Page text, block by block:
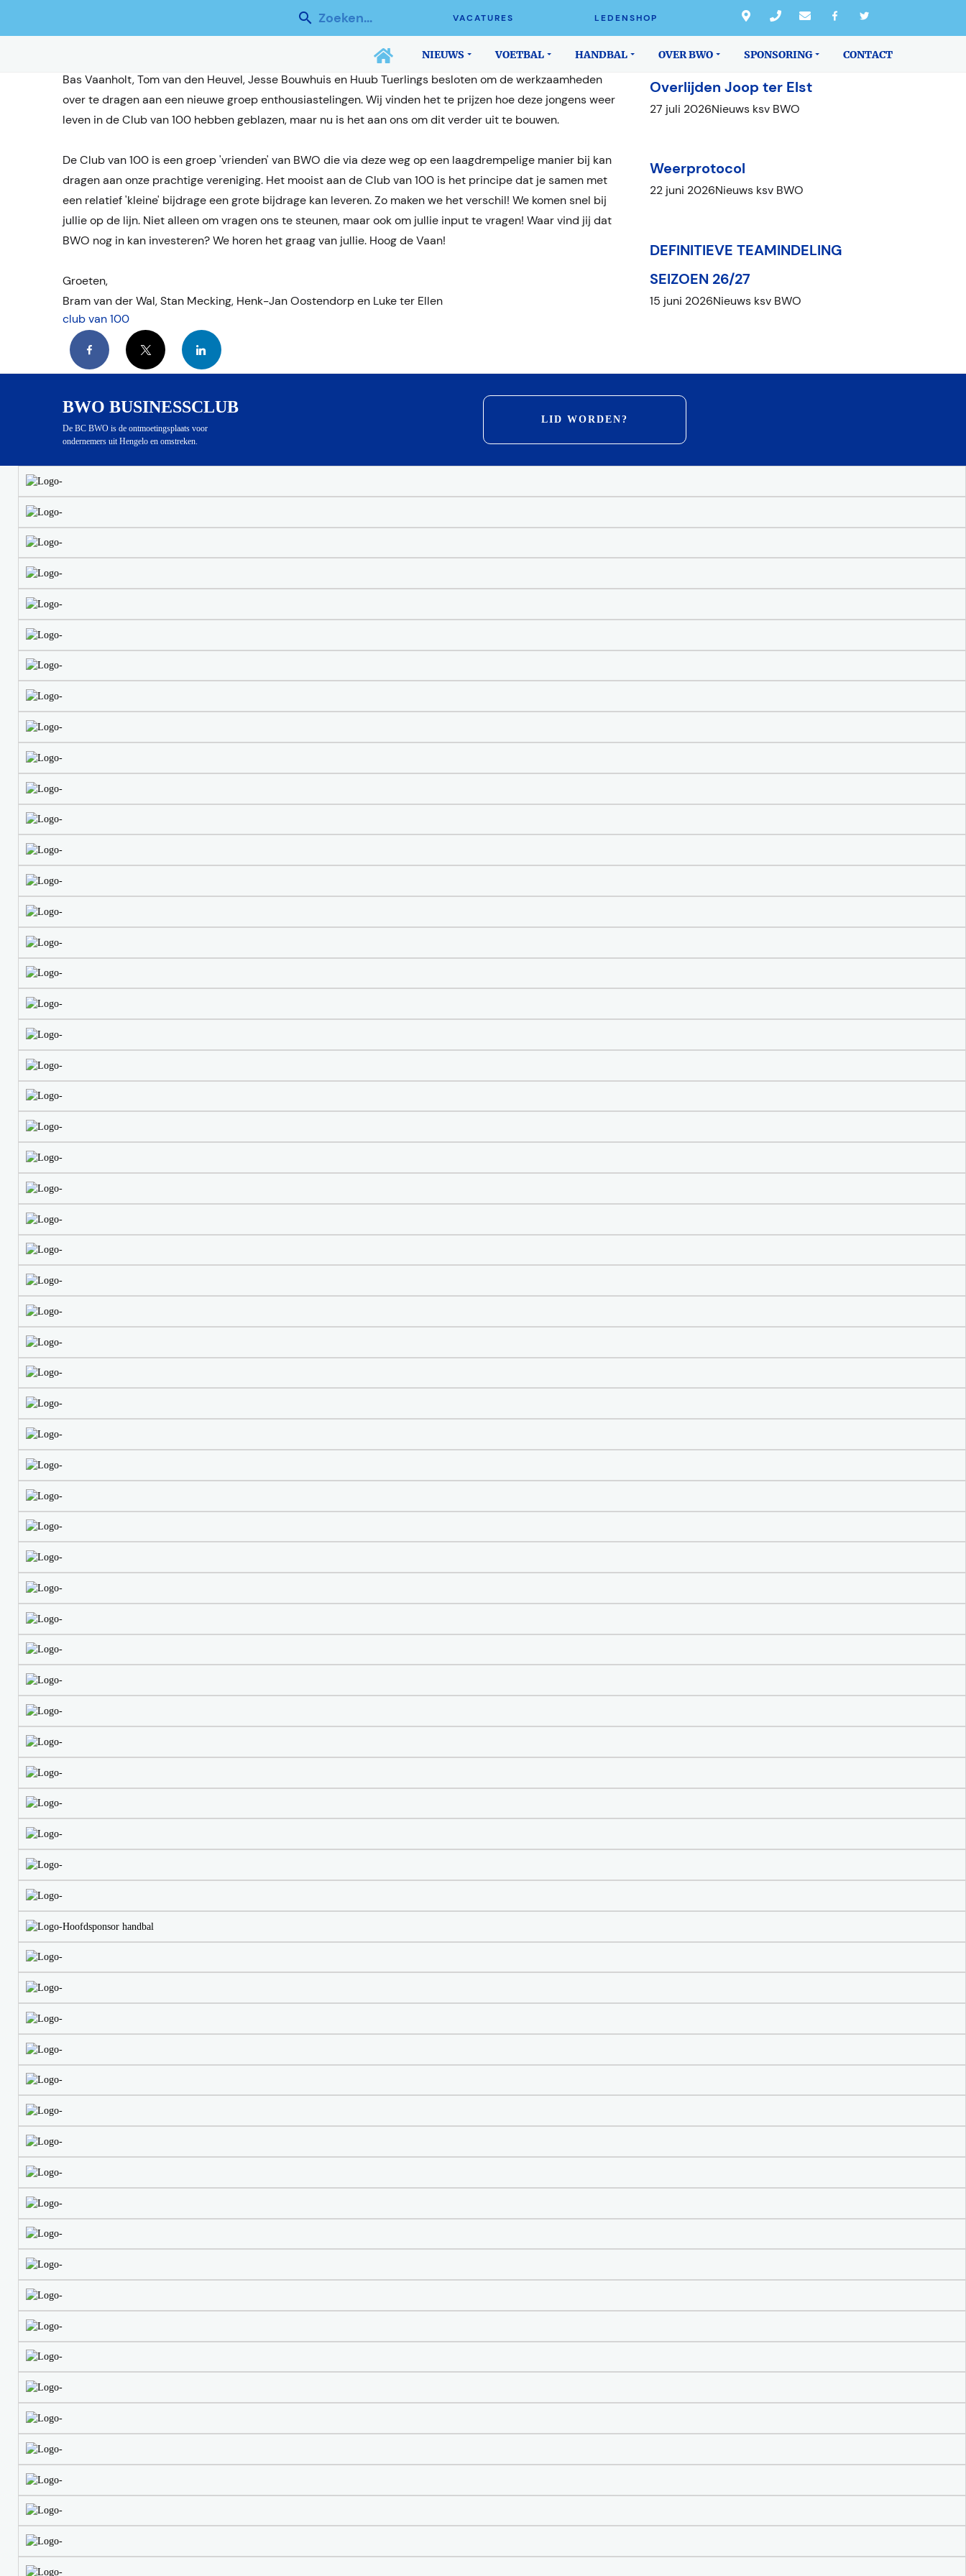
VACATURES LEDENSHOP
NIEUWS VOETBAL HANDBAL OVER BWO SPONSORING CONTACT
NIEUW BESTUUR CLUB VAN 100
Na het opzetten van de Club van 100 en het realiseren van een aantal mooie doelen voor BWO, hebben
Bas Vaanholt, Tom van den Heuvel, Jesse Bouwhuis en Huub Tuerlings besloten om de werkzaamheden
over te dragen aan een nieuwe groep enthousiastelingen. Wij vinden het te prijzen hoe deze jongens weer
leven in de Club van 100 hebben geblazen, maar nu is het aan ons om dit verder uit te bouwen.
De Club van 100 is een groep 'vrienden' van BWO die via deze weg op een laagdrempelige manier bij kan
dragen aan onze prachtige vereniging. Het mooist aan de Club van 100 is het principe dat je samen met
een relatief 'kleine' bijdrage een grote bijdrage kan leveren. Zo maken we het verschil! We komen snel bij
jullie op de lijn. Niet alleen om vragen ons te steunen, maar ook om jullie input te vragen! Waar vind jij dat
BWO nog in kan investeren? We horen het graag van jullie. Hoog de Vaan!
Groeten,
Bram van der Wal, Stan Mecking, Henk-Jan Oostendorp en Luke ter Ellen
club van 100
Facebook X LinkedIn
NIEUWS
Overlijden Joop ter Elst
27 juli 2026Nieuws ksv BWO
Weerprotocol
22 juni 2026Nieuws ksv BWO
DEFINITIEVE TEAMINDELING
SEIZOEN 26/27
15 juni 2026Nieuws ksv BWO
BWO BUSINESSCLUB
De BC BWO is de ontmoetingsplaats voor
ondernemers uit Hengelo en omstreken.
LID WORDEN?